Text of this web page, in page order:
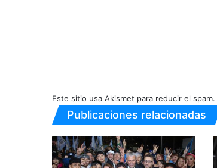
Este sitio usa Akismet para reducir el spam.
Publicaciones relacionadas